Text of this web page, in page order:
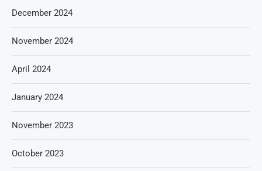
December 2024
November 2024
April 2024
January 2024
November 2023
October 2023